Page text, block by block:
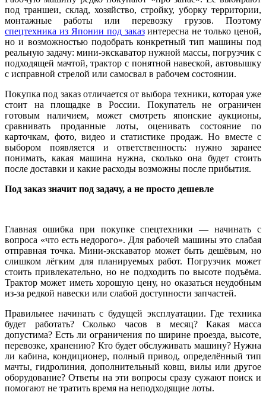
под траншеи, склад, хозяйство, стройку, уборку территории,
монтажные работы или перевозку грузов. Поэтому
спецтехника из Японии под заказинтересна не только ценой,
но и возможностью подобрать конкретный тип машины под
реальную задачу: мини-экскаватор нужной массы, погрузчик с
подходящей мачтой, трактор с понятной навеской, автовышку
с исправной стрелой или самосвал в рабочем состоянии.
Покупка под заказ отличается от выбора техники, которая уже
стоит на площадке в России. Покупатель не ограничен
готовым наличием, может смотреть японские аукционы,
сравнивать проданные лоты, оценивать состояние по
карточкам, фото, видео и статистике продаж. Но вместе с
выбором появляется и ответственность: нужно заранее
понимать, какая машина нужна, сколько она будет стоить
после доставки и какие расходы возможны после прибытия.
Под заказ значит под задачу, а не просто дешевле
Главная ошибка при покупке спецтехники — начинать с
вопроса «что есть недорого». Для рабочей машины это слабая
отправная точка. Мини-экскаватор может быть дешёвым, но
слишком лёгким для планируемых работ. Погрузчик может
стоить привлекательно, но не подходить по высоте подъёма.
Трактор может иметь хорошую цену, но оказаться неудобным
из-за редкой навески или слабой доступности запчастей.
Правильнее начинать с будущей эксплуатации. Где техника
будет работать? Сколько часов в месяц? Какая масса
допустима? Есть ли ограничения по ширине проезда, высоте,
перевозке, хранению? Кто будет обслуживать машину? Нужна
ли кабина, кондиционер, полный привод, определённый тип
мачты, гидролиния, дополнительный ковш, вилы или другое
оборудование? Ответы на эти вопросы сразу сужают поиск и
помогают не тратить время на неподходящие лоты.